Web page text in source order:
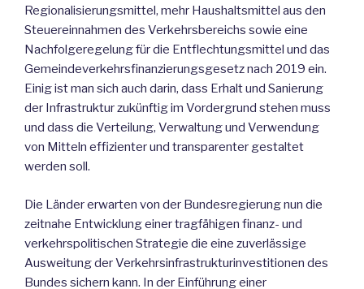
Regionalisierungsmittel, mehr Haushaltsmittel aus den
Steuereinnahmen des Verkehrsbereichs sowie eine
Nachfolgeregelung für die Entflechtungsmittel und das
Gemeindeverkehrsfinanzierungsgesetz nach 2019 ein.
Einig ist man sich auch darin, dass Erhalt und Sanierung
der Infrastruktur zukünftig im Vordergrund stehen muss
und dass die Verteilung, Verwaltung und Verwendung
von Mitteln effizienter und transparenter gestaltet
werden soll.
Die Länder erwarten von der Bundesregierung nun die
zeitnahe Entwicklung einer tragfähigen finanz- und
verkehrspolitischen Strategie die eine zuverlässige
Ausweitung der Verkehrsinfrastrukturinvestitionen des
Bundes sichern kann. In der Einführung einer